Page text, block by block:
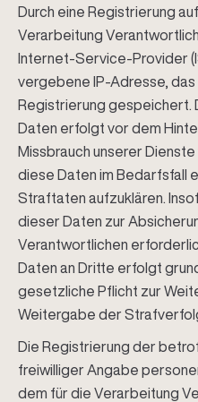
Durch eine Registrierung
Verarbeitung
Internet-Service-Provider
vergebene IP-Adresse,
Registrierung gespeichert.
Daten erfolgt vor dem
Missbrauch unserer
diese Daten im Bedarfsfall
Straftaten aufzuklären.
dieser Daten zur
Verantwortlichen
Daten an Dritte erfolgt
gesetzliche Pflicht zur
Weitergabe der
Die Registrierung der
freiwilliger Angabe
dem für die Verarbeitung